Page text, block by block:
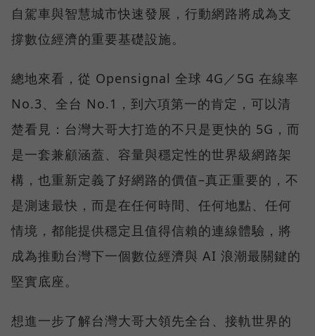
自駕車與智慧城市快速發展，行動網路將成為支
撐數位經濟的重要基礎設施。
總地來看，從 Opensignal 全球 4G／5G 在線率
No.3、全台 No.1，到六項第一的肯定，可以清
楚看見：台灣大哥大打造的不只是更快的 5G，而
是一套兼顧涵蓋、容量與穩定性的世界級網路架
構，也重新定義了好網路的價值–真正重要的，不
是測速最快，而是在任何時間、任何地點、任何
情境，都能提供穩定且值得信賴的連線體驗，將
成為推動台灣下一個數位經濟與 AI 浪潮最關鍵的
堅實底座。
想進一步了解台灣大哥大領先全台、接軌世界的